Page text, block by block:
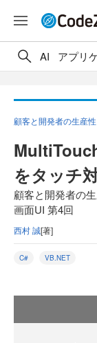
AI アプリ
顧客と開発者の生産
をタッチ
顧客と開発者の
画面UI 第4回
西村 誠[著]
C# VB.NET